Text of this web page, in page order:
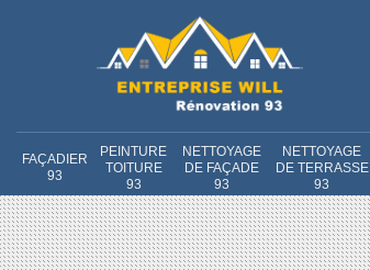
FAÇADIER
93
PEINTURE
TOITURE
93
NETTOYAGE
DE FAÇADE
93
NETTOYAGE
DE TERRASSE
93